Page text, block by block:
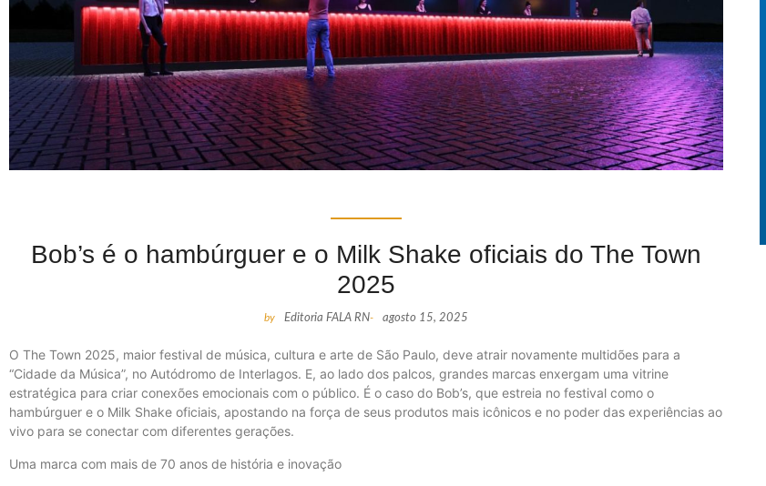
Bob’s é o hambúrguer e o Milk Shake oficiais do The Town
2025
by Editoria FALA RN- agosto 15, 2025
O The Town 2025, maior festival de música, cultura e arte de São Paulo, deve atrair novamente multidões para a
“Cidade da Música”, no Autódromo de Interlagos. E, ao lado dos palcos, grandes marcas enxergam uma vitrine
estratégica para criar conexões emocionais com o público. É o caso do Bob’s, que estreia no festival como o
hambúrguer e o Milk Shake oficiais, apostando na força de seus produtos mais icônicos e no poder das experiências ao
vivo para se conectar com diferentes gerações.
Uma marca com mais de 70 anos de história e inovação